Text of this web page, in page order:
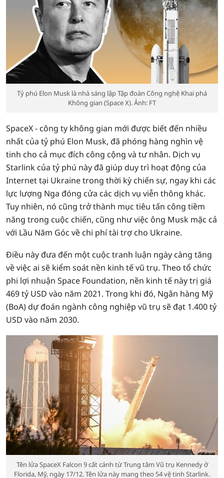
Tỷ phú Elon Musk là nhà sáng lập Tập đoàn Công nghệ Khai phá
Không gian (Space X). Ảnh: FT
SpaceX - công ty không gian mới được biết đến nhiều
nhất của tỷ phú Elon Musk, đã phóng hàng nghìn vệ
tinh cho cả mục đích công cộng và tư nhân. Dịch vụ
Starlink của tỷ phú này đã giúp duy trì hoạt động của
Internet tại Ukraine trong thời kỳ chiến sự, ngay khi các
lực lượng Nga đóng cửa các dịch vụ viễn thông khác.
Tuy nhiên, nó cũng trở thành mục tiêu tấn công tiềm
năng trong cuộc chiến, cũng như việc ông Musk mặc cả
với Lầu Năm Góc về chi phí tài trợ cho Ukraine.
Điều này đưa đến một cuộc tranh luận ngày càng tăng
về việc ai sẽ kiểm soát nền kinh tế vũ trụ. Theo tổ chức
phi lợi nhuận Space Foundation, nền kinh tế này trị giá
469 tỷ USD vào năm 2021. Trong khi đó, Ngân hàng Mỹ
(BoA) dự đoán ngành công nghiệp vũ trụ sẽ đạt 1.400 tỷ
USD vào năm 2030.
Tên lửa SpaceX Falcon 9 cất cánh từ Trung tâm Vũ trụ Kennedy ở
Florida, Mỹ, ngày 17/12. Tên lửa này mang theo 54 vệ tinh Starlink.